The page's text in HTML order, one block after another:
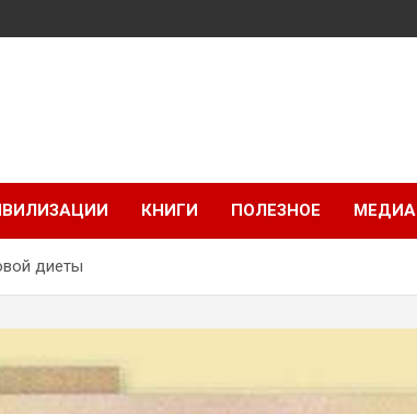
КНИГИ ПОЛЕЗНОЕ МЕДИА
диеты